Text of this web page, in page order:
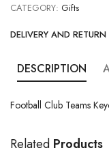
CATEGORY: Gifts
DELIVERY AND RETURN
DESCRIPTION
Football Club Teams
Related Products